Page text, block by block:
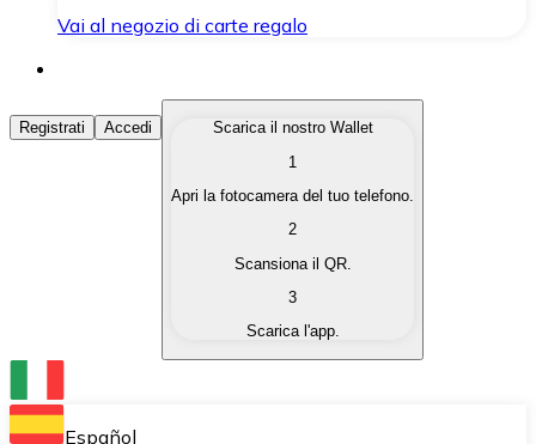
Vai al negozio di carte regalo
Acquista Criptovalute
Acquista le criptovalute che ti interessano in modo
Converti le tue criptovalute in valuta fiat quando ne
Scambia una criptovaluta con un'altra
Conserva le tue cripto in un Wallet self-custodial.
Registrati Accedi
Scarica il nostro Wallet
1
Apri la fotocamera del tuo telefono.
2
Scansiona il QR.
3
Scarica l'app.
Español